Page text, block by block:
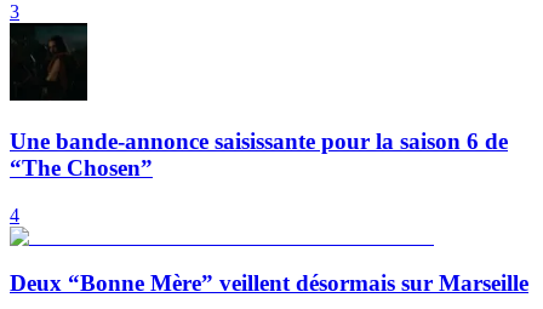
3
Une bande-annonce saisissante pour la saison 6 de
“The Chosen”
4
Deux “Bonne Mère” veillent désormais sur Marseille